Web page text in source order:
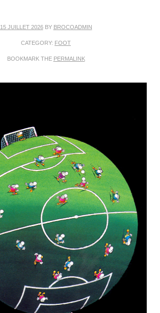
15 JUILLET 2026BY BROCOADMIN
CATEGORY: FOOT
BOOKMARK THE PERMALINK